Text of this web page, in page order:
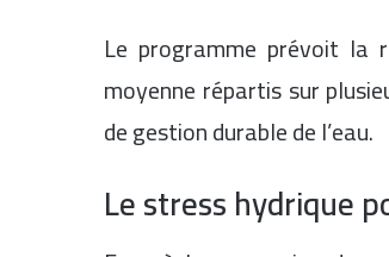
Le programme prévoit la
moyenne répartis sur
de gestion durable de l’eau.
Le stress hydrique